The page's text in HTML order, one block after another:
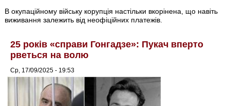
В окупаційному війську корупція настільки вкорінена, що навіть
виживання залежить від неофіційних платежів.
25 років «справи Гонгадзе»: Пукач вперто
рветься на волю
Ср, 17/09/2025 - 19:53